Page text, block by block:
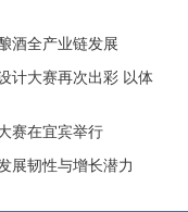
酒全产业链发展
计大赛再次出彩 以体
赛在宜宾举行
展韧性与增长潜力